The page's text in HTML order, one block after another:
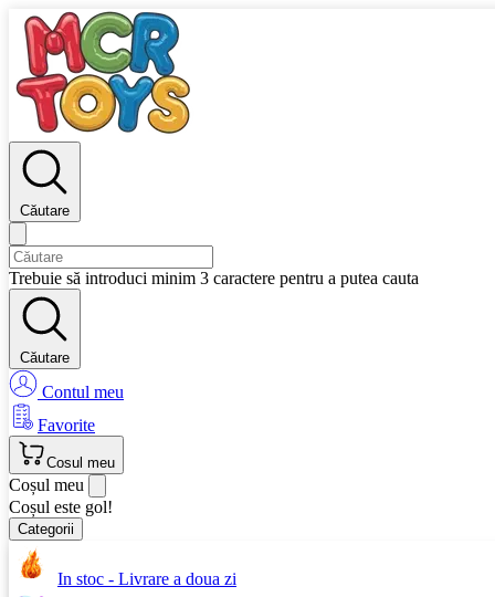
Căutare
Trebuie să introduci minim 3 caractere pentru a putea cauta
Căutare
Contul meu
Favorite
Cosul meu
Coșul meu
Coșul este gol!
Categorii
In stoc - Livrare a doua zi